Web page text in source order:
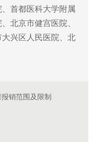
首都医科大学附属
北京市健宫医院、
大兴区人民医院、北
销范围及限制